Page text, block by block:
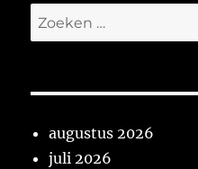
Zoeken
naar:
augustus 2026
juli 2026